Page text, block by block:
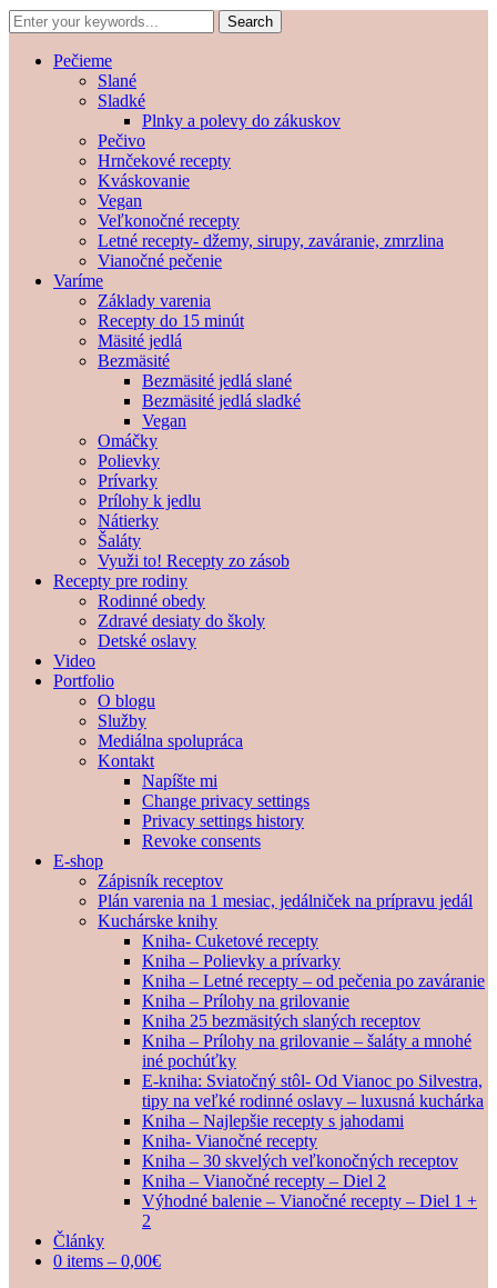
Pečieme
Slané
Sladké
Plnky a polevy do zákuskov
Pečivo
Hrnčekové recepty
Kváskovanie
Vegan
Veľkonočné recepty
Letné recepty- džemy, sirupy, zaváranie, zmrzlina
Vianočné pečenie
Varíme
Základy varenia
Recepty do 15 minút
Mäsité jedlá
Bezmäsité
Bezmäsité jedlá slané
Bezmäsité jedlá sladké
Vegan
Omáčky
Polievky
Prívarky
Prílohy k jedlu
Nátierky
Šaláty
Využi to! Recepty zo zásob
Recepty pre rodiny
Rodinné obedy
Zdravé desiaty do školy
Detské oslavy
Video
Portfolio
O blogu
Služby
Mediálna spolupráca
Kontakt
Napíšte mi
Change privacy settings
Privacy settings history
Revoke consents
E-shop
Zápisník receptov
Plán varenia na 1 mesiac, jedálniček na prípravu jedál
Kuchárske knihy
Kniha- Cuketové recepty
Kniha – Polievky a prívarky
Kniha – Letné recepty – od pečenia po zaváranie
Kniha – Prílohy na grilovanie
Kniha 25 bezmäsitých slaných receptov
Kniha – Prílohy na grilovanie – šaláty a mnohé
iné pochúťky
E-kniha: Sviatočný stôl- Od Vianoc po Silvestra,
tipy na veľké rodinné oslavy – luxusná kuchárka
Kniha – Najlepšie recepty s jahodami
Kniha- Vianočné recepty
Kniha – 30 skvelých veľkonočných receptov
Kniha – Vianočné recepty – Diel 2
Výhodné balenie – Vianočné recepty – Diel 1 +
2
Články
0 items – 0,00€